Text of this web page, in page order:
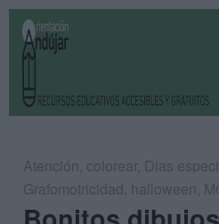
Atención, colorear , Dias
Grafomotricidad, halloween,